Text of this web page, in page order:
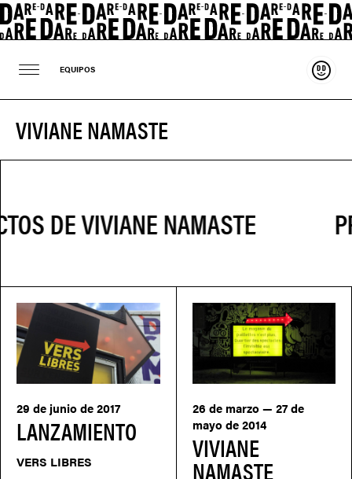
EQUIPOS
VIVIANE NAMASTE
LANZAMIENTO
29 de junio de 2017
VERS LIBRES
VIVIANE
NAMASTE
26 de marzo — 27 de
mayo de 2014